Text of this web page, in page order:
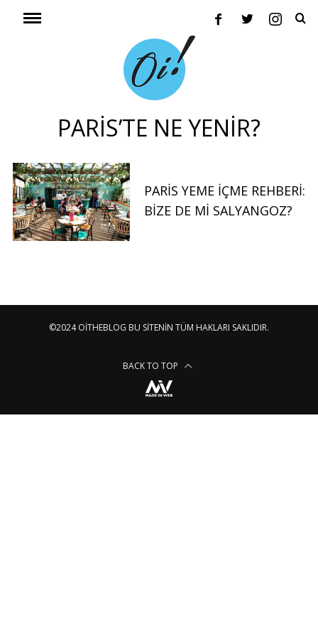
PARIS’TE NE YENIR?
PARIS YEME İÇME REHBERI:
BIZE DE MI SALYANGOZ?
©2024 OITHEBLOG BU SITENIN TÜM HAKLARI SAKLIDIR.
BACK TO TOP